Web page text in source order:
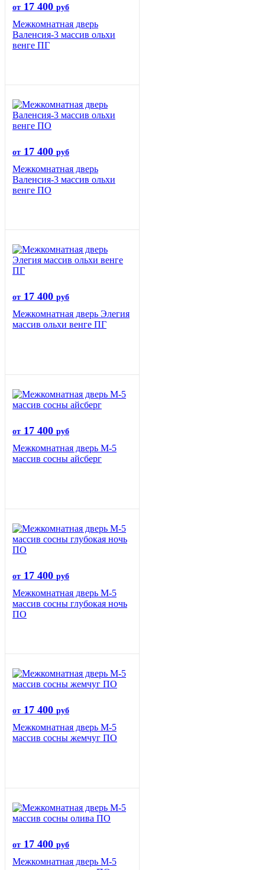
от 17 400 руб
Межкомнатная дверь
Валенсия-3 массив ольхи
венге ПГ
от 17 400 руб
Межкомнатная дверь
Валенсия-3 массив ольхи
венге ПО
от 17 400 руб
Межкомнатная дверь Элегия
массив ольхи венге ПГ
от 17 400 руб
Межкомнатная дверь М-5
массив сосны айсберг
от 17 400 руб
Межкомнатная дверь М-5
массив сосны глубокая ночь
ПО
от 17 400 руб
Межкомнатная дверь М-5
массив сосны жемчуг ПО
от 17 400 руб
Межкомнатная дверь М-5